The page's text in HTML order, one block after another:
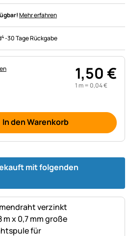
Mehr erfahren
4-30 Tage Rückgabe
1,50€
1 m = 0,04€
In den Warenkorb
mit folgenden